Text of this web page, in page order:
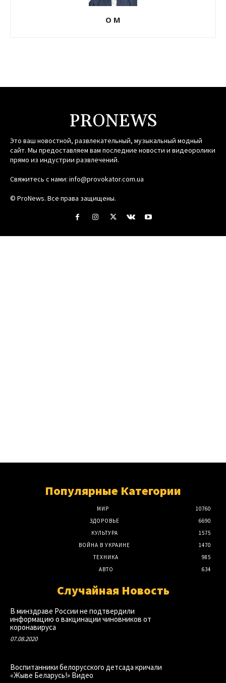
О М
PRONEWS
Это ваш новостной, развлекательный, музыкальный модный
сайт. Мы предоставляем вам последние новости и видеоролики
прямо из индустрии развлечений.
Свяжитесь с нами: info@provokator.com.ua
© ProNews. Все права защищены.
Популярные Категории
МИР
10760
ЗДОРОВЬЕ
6690
КУЛЬТУРА
1575
ВОЙНА В УКРАИНЕ
1470
ТЕХНИКА
985
АВТО
634
Случайная Новость
В минздраве России не подтвердили
информацию о вакцинации чиновников от
коронавируса
07.08.2020
Воспитанники белорусского детсада кричали
«Жыве Беларусь!» Видео